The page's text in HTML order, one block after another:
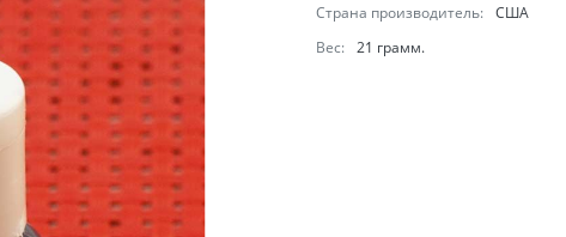
Страна производитель: США
Вес: 21 грамм.